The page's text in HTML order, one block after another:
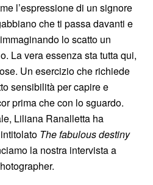
l’espressione di un signore
che ti passa davanti e
lo scatto un
La vera essenza sta tutta qui,
Un esercizio che richiede
sensibilità per capire e
prima che con lo sguardo.
Liliana Ranalletta ha
The fabulous destiny
la nostra intervista a